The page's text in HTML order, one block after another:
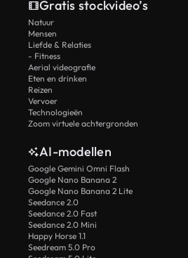
Gratis stockvideo’s
Natuur
Mensen
Liefde & Relaties
- Fitness
Aerial videografie
Eten en drinken
Reizen
Vervoer
Technologieën
Zoom virtuele achtergronden
AI-modellen
Google Gemini Omni Flash
Google Nano Banana 2
Google Nano Banana 2 Lite
Seedance 2.0
Seedance 2.0 Fast
Seedance 2.0 Mini
Happy Horse 1.1
Seedream 5.0 Pro